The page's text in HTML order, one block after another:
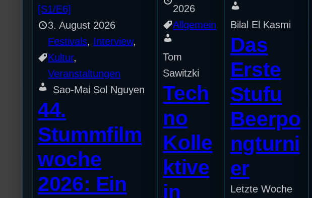
[S1/E6]
3. August 2026
Festivals, Interview
Kultur
Veranstaltungen
Sao-Mai Sol Nguyen
44.
Stummfilm
woche
2026: Ein
2026
Allgemein
Tom
Sawitzki
Tech
no
Kolle
ktive
in
Bilal El Kasmi
Das
Erste
Stufu
Beerpo
ngturni
er
Letzte Woche